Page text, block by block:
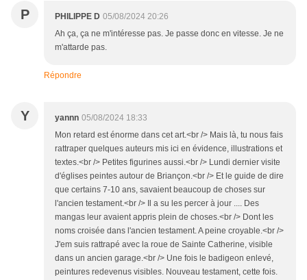
P PHILIPPE D 05/08/2024 20:26
Ah ça, ça ne m'intéresse pas. Je passe donc en vitesse. Je ne
m'attarde pas.
Répondre
Y yannn 05/08/2024 18:33
Mon retard est énorme dans cet art.<br /> Mais là, tu nous fais
rattraper quelques auteurs mis ici en évidence, illustrations et
textes.<br /> Petites figurines aussi.<br /> Lundi dernier visite
d'églises peintes autour de Briançon.<br /> Et le guide de dire
que certains 7-10 ans, savaient beaucoup de choses sur
l'ancien testament.<br /> Il a su les percer à jour .... Des
mangas leur avaient appris plein de choses.<br /> Dont les
noms croisée dans l'ancien testament. A peine croyable.<br />
J'em suis rattrapé avec la roue de Sainte Catherine, visible
dans un ancien garage.<br /> Une fois le badigeon enlevé,
peintures redevenus visibles. Nouveau testament, cette fois.